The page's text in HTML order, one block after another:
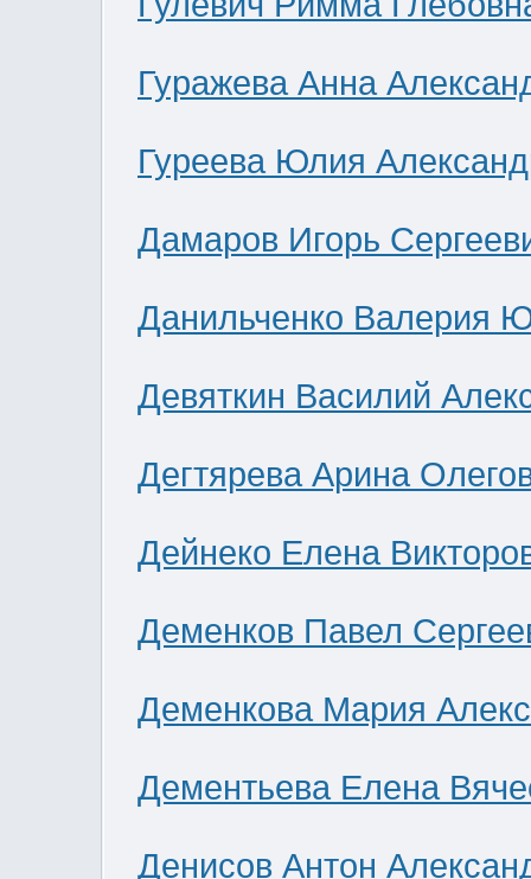
Гуражева Анна
Гуреева Юлия
Дамаров Игорь
Данильченко Валерия
Девяткин Василий
Дегтярева Арина
Дейнеко Елена
Деменков Павел
Деменкова Мария
Дементьева Елена
Денисов Антон